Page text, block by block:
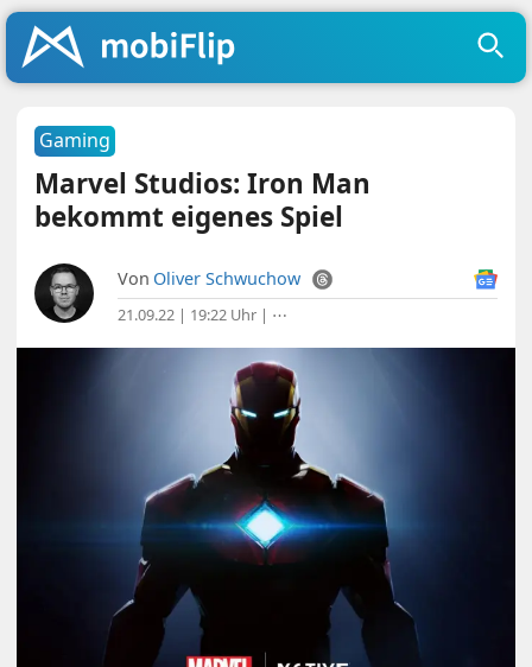
Gaming
Marvel Studios: Iron Man
bekommt eigenes Spiel
Von Oliver Schwuchow
21.09.22 | 19:22 Uhr | ⋯